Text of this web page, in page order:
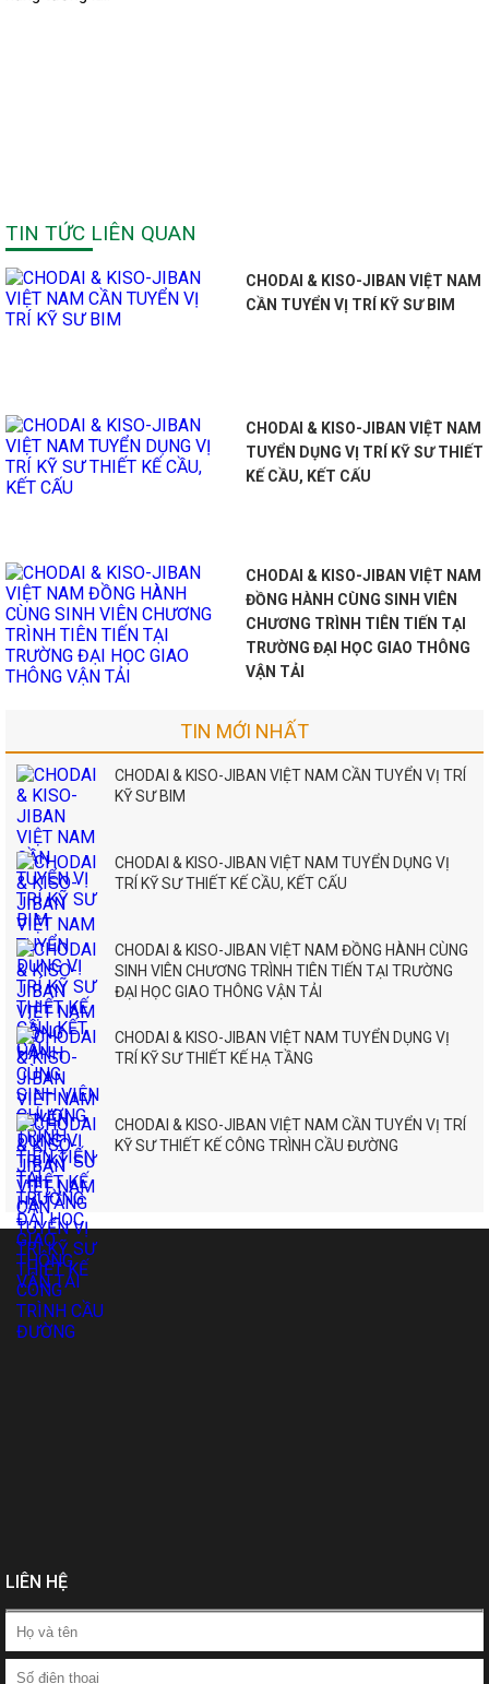
TIN TỨC LIÊN QUAN
CHODAI & KISO-JIBAN VIỆT NAM
CẦN TUYỂN VỊ TRÍ KỸ SƯ BIM
CHODAI & KISO-JIBAN VIỆT NAM
TUYỂN DỤNG VỊ TRÍ KỸ SƯ THIẾT
KẾ CẦU, KẾT CẤU
CHODAI & KISO-JIBAN VIỆT NAM
ĐỒNG HÀNH CÙNG SINH VIÊN
CHƯƠNG TRÌNH TIÊN TIẾN TẠI
TRƯỜNG ĐẠI HỌC GIAO THÔNG
VẬN TẢI
TIN MỚI NHẤT
CHODAI & KISO-JIBAN VIỆT NAM CẦN TUYỂN VỊ TRÍ
KỸ SƯ BIM
CHODAI & KISO-JIBAN VIỆT NAM TUYỂN DỤNG VỊ
TRÍ KỸ SƯ THIẾT KẾ CẦU, KẾT CẤU
CHODAI & KISO-JIBAN VIỆT NAM ĐỒNG HÀNH CÙNG
SINH VIÊN CHƯƠNG TRÌNH TIÊN TIẾN TẠI TRƯỜNG
ĐẠI HỌC GIAO THÔNG VẬN TẢI
CHODAI & KISO-JIBAN VIỆT NAM TUYỂN DỤNG VỊ
TRÍ KỸ SƯ THIẾT KẾ HẠ TẦNG
CHODAI & KISO-JIBAN VIỆT NAM CẦN TUYỂN VỊ TRÍ
KỸ SƯ THIẾT KẾ CÔNG TRÌNH CẦU ĐƯỜNG
LIÊN HỆ